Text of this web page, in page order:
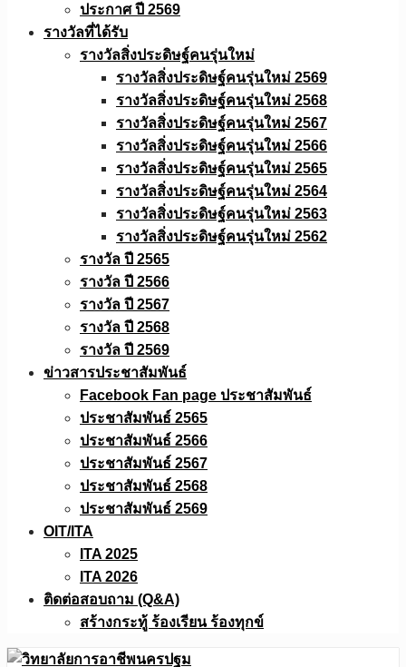
ประกาศ ปี 2569
รางวัลที่ได้รับ
รางวัลสิ่งประดิษฐ์คนรุ่นใหม่
รางวัลสิ่งประดิษฐ์คนรุ่นใหม่ 2569
รางวัลสิ่งประดิษฐ์คนรุ่นใหม่ 2568
รางวัลสิ่งประดิษฐ์คนรุ่นใหม่ 2567
รางวัลสิ่งประดิษฐ์คนรุ่นใหม่ 2566
รางวัลสิ่งประดิษฐ์คนรุ่นใหม่ 2565
รางวัลสิ่งประดิษฐ์คนรุ่นใหม่ 2564
รางวัลสิ่งประดิษฐ์คนรุ่นใหม่ 2563
รางวัลสิ่งประดิษฐ์คนรุ่นใหม่ 2562
รางวัล ปี 2565
รางวัล ปี 2566
รางวัล ปี 2567
รางวัล ปี 2568
รางวัล ปี 2569
ข่าวสารประชาสัมพันธ์
Facebook Fan page ประชาสัมพันธ์
ประชาสัมพันธ์ 2565
ประชาสัมพันธ์ 2566
ประชาสัมพันธ์ 2567
ประชาสัมพันธ์ 2568
ประชาสัมพันธ์ 2569
OIT/ITA
ITA 2025
ITA 2026
ติดต่อสอบถาม (Q&A)
สร้างกระทู้ ร้องเรียน ร้องทุกข์